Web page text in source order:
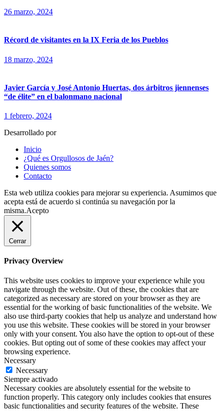
26 marzo, 2024
Récord de visitantes en la IX Feria de los Pueblos
18 marzo, 2024
Javier García y José Antonio Huertas, dos árbitros jiennenses
“de élite” en el balonmano nacional
1 febrero, 2024
Desarrollado por
Inicio
¿Qué es Orgullosos de Jaén?
Quienes somos
Contacto
Esta web utiliza cookies para mejorar su experiencia. Asumimos que
acepta está de acuerdo si continúa su navegación por la
misma.Acepto
Cerrar
Privacy Overview
This website uses cookies to improve your experience while you
navigate through the website. Out of these, the cookies that are
categorized as necessary are stored on your browser as they are
essential for the working of basic functionalities of the website. We
also use third-party cookies that help us analyze and understand how
you use this website. These cookies will be stored in your browser
only with your consent. You also have the option to opt-out of these
cookies. But opting out of some of these cookies may affect your
browsing experience.
Necessary
Necessary
Siempre activado
Necessary cookies are absolutely essential for the website to
function properly. This category only includes cookies that ensures
basic functionalities and security features of the website. These